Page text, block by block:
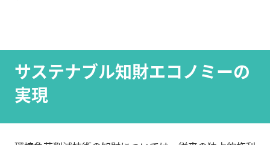
サステナブル知財エコノミーの
実現